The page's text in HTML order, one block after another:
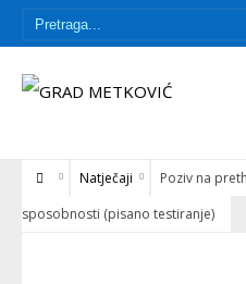
Natječaji
Poziv na
sposobnosti (pisano testiranje)